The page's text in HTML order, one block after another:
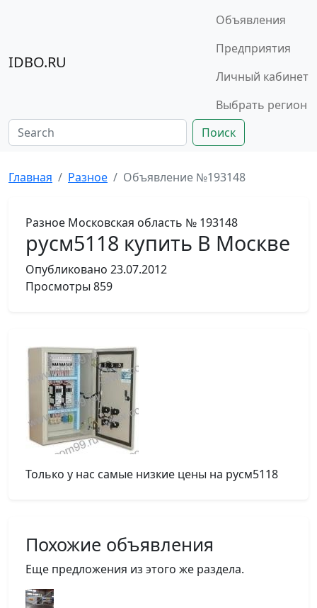
IDBO.RU
Объявления
Предприятия
Личный кабинет
Выбрать регион
Поиск
Главная Разное Объявление №193148
Разное Московская область № 193148
русм5118 купить В Москве
Опубликовано 23.07.2012
Просмотры 859
Только у нас самые низкие цены на русм5118
Похожие объявления
Еще предложения из этого же раздела.